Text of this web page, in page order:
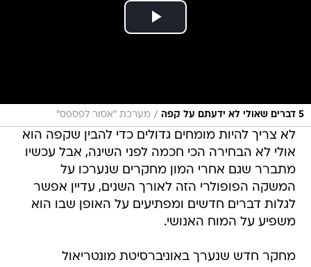
5 דברים שאולי לא ידעתם על קפה / מערכת "אסור לפספס"
לא צריך להיות מומחים גדולים כדי להבין שקפה הוא
אולי לא הבחירה הכי חכמה לפני השינה, אבל עכשיו
מתברר שגם אחרי המון מחקרים שנערכו על
המשקה הפופולרי הזה לאורך השנים, עדיין אפשר
לגלות דברים חדשים ומפתיעים על האופן שבו הוא
משפיע על המוח האנושי.
מחקר חדש שנערך באוניברסיטת מונטריאול